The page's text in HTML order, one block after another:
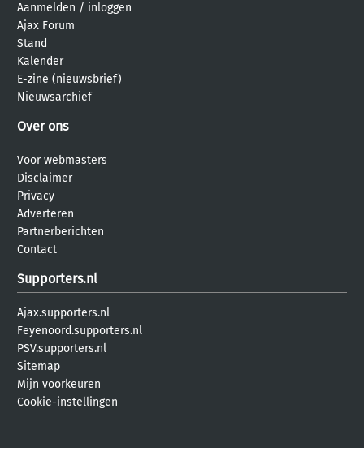
Aanmelden / inloggen
Ajax Forum
Stand
Kalender
E-zine (nieuwsbrief)
Nieuwsarchief
Over ons
Voor webmasters
Disclaimer
Privacy
Adverteren
Partnerberichten
Contact
Supporters.nl
Ajax.supporters.nl
Feyenoord.supporters.nl
PSV.supporters.nl
Sitemap
Mijn voorkeuren
Cookie-instellingen